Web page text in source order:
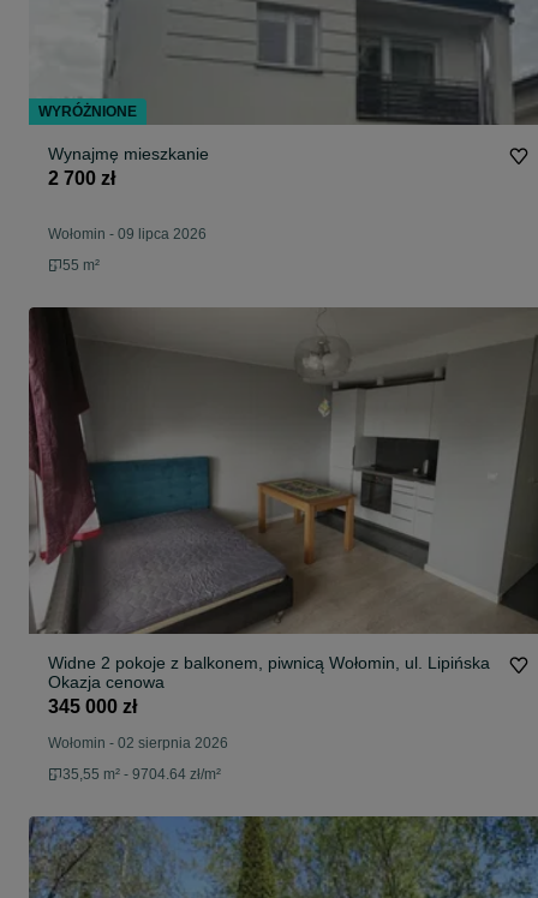
Wynajmę mieszkanie
2 700 zł
Wołomin - 09 lipca 2026
55 m²
Widne 2 pokoje z balkonem, piwnicą Wołomin, ul. Lipińska
Okazja cenowa
345 000 zł
Wołomin - 02 sierpnia 2026
35,55 m² - 9704.64 zł/m²
WYRÓŻNIONE